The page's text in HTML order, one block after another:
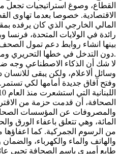
القطاع، وصوغ استراتيجيات تجعل
الاقتصادية. خصوصا بعدما تهاوى
المالي الخارجي الذي كان يرفده
رائدة في الولايات المتحدة، فرنسا
بينها انشاء روابط دعم تمول
دون التدخل في خطها التحريري ومنهج عملها.
لا شك أن الذكاء الاصطناعي وجه
وسائل ألاعلام، ولكن يبقى
وفتح آفاق جديدة أمامها لكي
الصحافة، أن قدمت حزمة من
المائة، وهي تتعلق باعفاء الورق
من الرسوم الجمركية. كما
والهاتف والماء والكهرباء،
طابع أميري باسم الصحافة تجبى